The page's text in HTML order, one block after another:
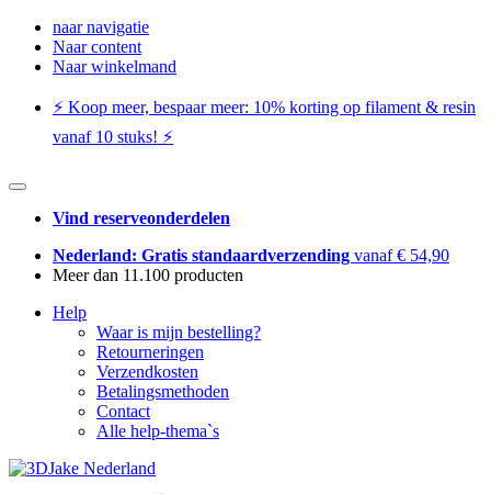
naar navigatie
Naar content
Naar winkelmand
⚡️ Koop meer, bespaar meer: ​​10% korting op filament & resin
vanaf 10 stuks! ⚡️
Vind reserveonderdelen
Nederland: Gratis standaardverzending vanaf € 54,90
Meer dan 11.100 producten
Help
Waar is mijn bestelling?
Retourneringen
Verzendkosten
Betalingsmethoden
Contact
Alle help-thema`s